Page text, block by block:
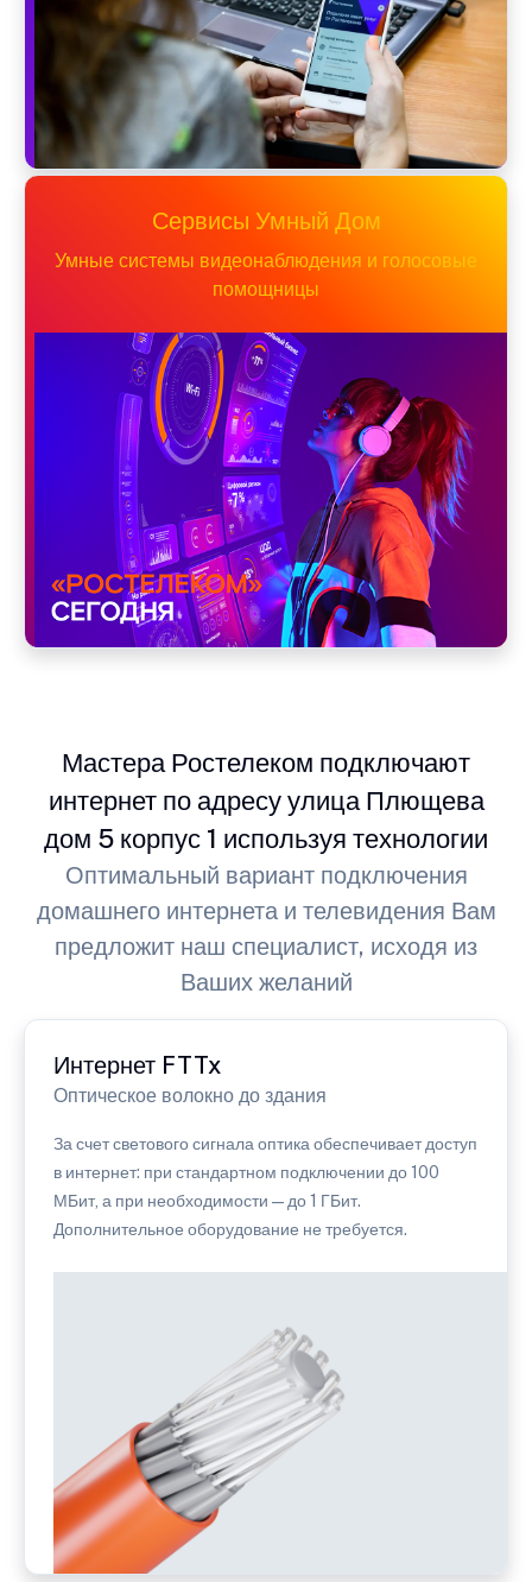
Сервисы Умный Дом
Умные системы видеонаблюдения и голосовые
помощницы
Мастера Ростелеком подключают
интернет по адресу улица Плющева
дом 5 корпус 1 используя технологии
Оптимальный вариант подключения
домашнего интернета и телевидения Вам
предложит наш специалист, исходя из
Ваших желаний
Интернет FTTx
Оптическое волокно до здания
За счет светового сигнала оптика обеспечивает доступ
в интернет: при стандартном подключении до 100
МБит, а при необходимости — до 1 ГБит.
Дополнительное оборудование не требуется.